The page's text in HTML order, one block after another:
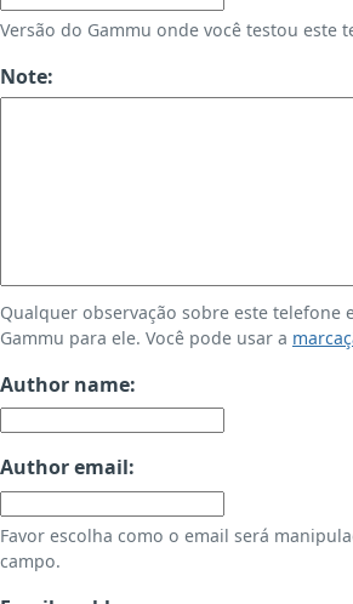
Versão do Gammu onde você testou este
Note:
Qualquer observação sobre este telefone
Gammu para ele. Você pode usar a
Author name:
Author email:
Favor escolha como o email será
campo.